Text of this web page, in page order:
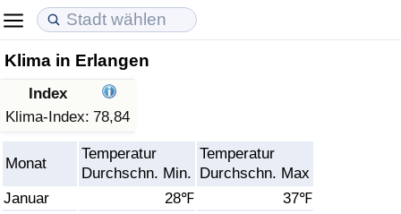
Klima in Erlangen
Index
Klima-Index: 78,84
Monat
Temperatur
Durchschn. Min.
Temperatur
Durchschn. Max
Januar
28℉
37℉
Lebenshaltungskosten
Lebenshaltungskosten-Index (aktuell)
Lebenshaltungskosten-Index
Lebenshaltungskosten-Index nach Land
Immobilienpreise
Immobilienpreis-Index (aktuell)
Immobilienpreis-Index
Immobilienpreis-Index nach Land
Lebensqualität
Lebensqualität-Index
Lebensqualität-Index (aktuell)
Lebensqualitätsindex nach Land